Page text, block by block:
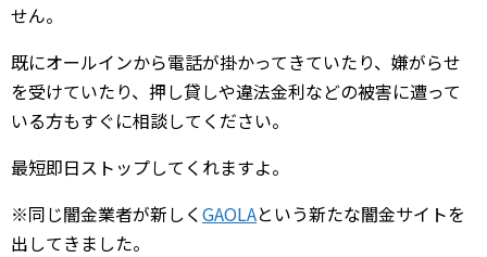
せん。
既にオールインから電話が掛かってきていたり、嫌がらせ
を受けていたり、押し貸しや違法金利などの被害に遭って
いる方もすぐに相談してください。
最短即日ストップしてくれますよ。
※同じ闇金業者が新しく GAOLAという新たな闇金サイトを
出してきました。